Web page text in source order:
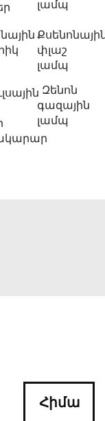
լամպ
փլաշ
լամպ
Զենոն
գազային
լամպ
Հիմա